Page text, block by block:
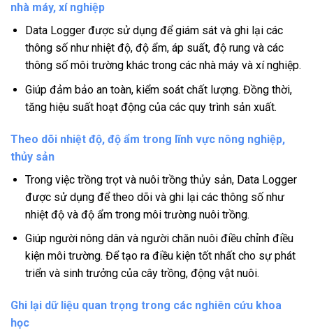
nhà máy, xí nghiệp
Data Logger được sử dụng để giám sát và ghi lại các
thông số như nhiệt độ, độ ẩm, áp suất, độ rung và các
thông số môi trường khác trong các nhà máy và xí nghiệp.
Giúp đảm bảo an toàn, kiểm soát chất lượng. Đồng thời,
tăng hiệu suất hoạt động của các quy trình sản xuất.
Theo dõi nhiệt độ, độ ẩm trong lĩnh vực nông nghiệp,
thủy sản
Trong việc trồng trọt và nuôi trồng thủy sản, Data Logger
được sử dụng để theo dõi và ghi lại các thông số như
nhiệt độ và độ ẩm trong môi trường nuôi trồng.
Giúp người nông dân và người chăn nuôi điều chỉnh điều
kiện môi trường. Để tạo ra điều kiện tốt nhất cho sự phát
triển và sinh trưởng của cây trồng, động vật nuôi.
Ghi lại dữ liệu quan trọng trong các nghiên cứu khoa
học